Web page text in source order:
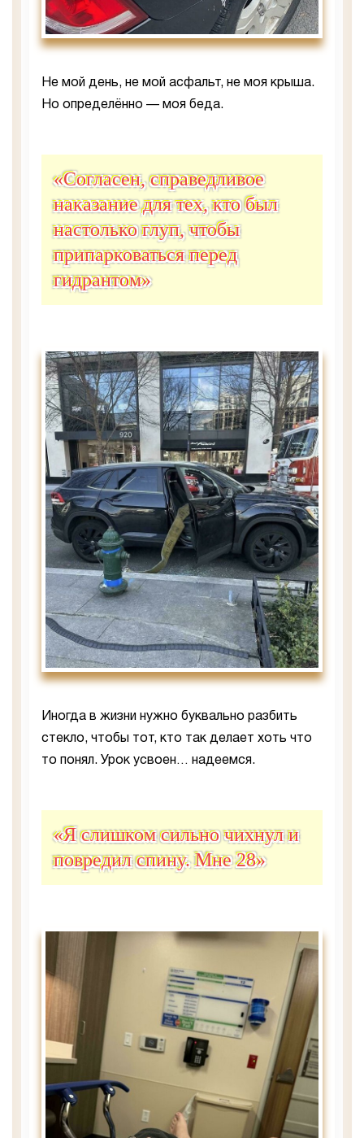
Не мой день, не мой асфальт, не моя крыша.
Но определённо — моя беда.
«Согласен, справедливое
наказание для тех, кто был
настолько глуп, чтобы
припарковаться перед
гидрантом»
Иногда в жизни нужно буквально разбить
стекло, чтобы тот, кто так делает хоть что
то понял. Урок усвоен… надеемся.
«Я слишком сильно чихнул и
повредил спину. Мне 28»